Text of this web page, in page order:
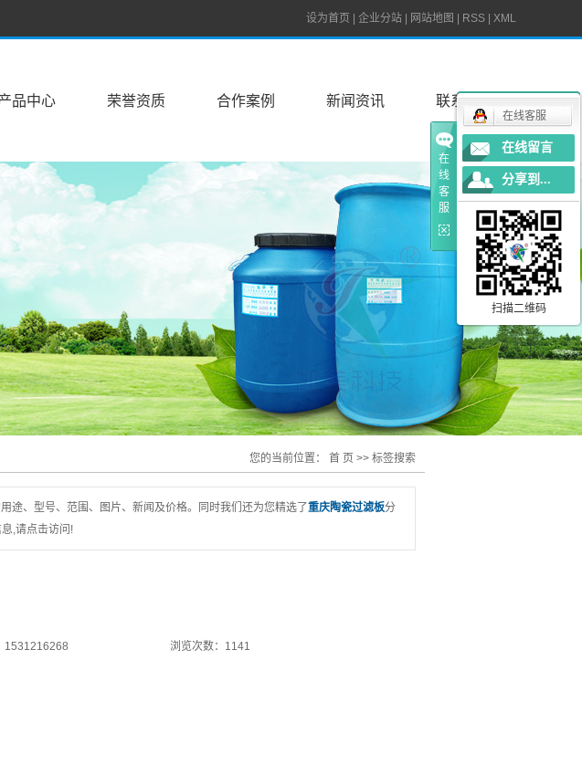
设为首页 企业分站 网站地图 RSS XML
品中心 荣誉资质 合作案例 新闻资讯 联系我们
您的当前位置： 首 页 >> 标签搜索
用途、型号、范围、图片、新闻及价格。同时我们还为您精选了重庆陶瓷过滤板分
,请点击访问!
1531216268
浏览次数：1141
在
线
客
服
在线客服
在线留言
分享到...
扫描二维码